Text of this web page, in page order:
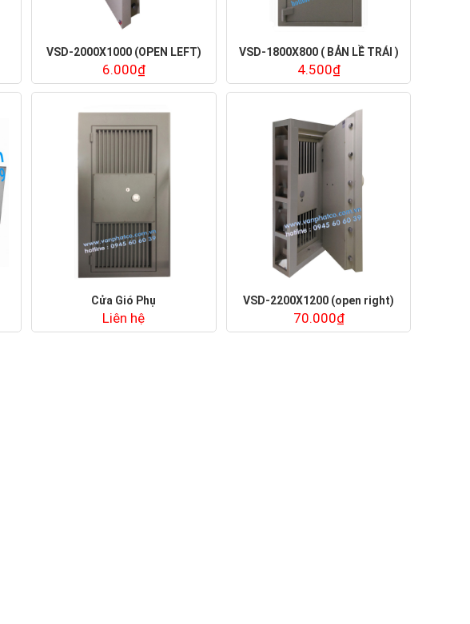
VSD-2000X1000 (OPEN LEFT)
6.000₫
VSD-1800X800 ( BẢN LỀ TRÁI )
4.500₫
Cửa Gió Phụ
Liên hệ
VSD-2200X1200 (open right)
70.000₫